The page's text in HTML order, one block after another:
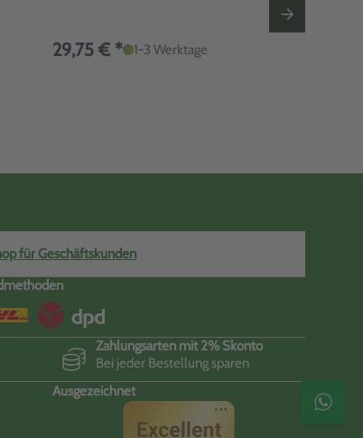
29,75 € * 1-3 Werktage
für Geschäftskunden
Zahlungsarten mit 2% Skonto
Bei jeder Bestellung sparen
Ausgezeichnet